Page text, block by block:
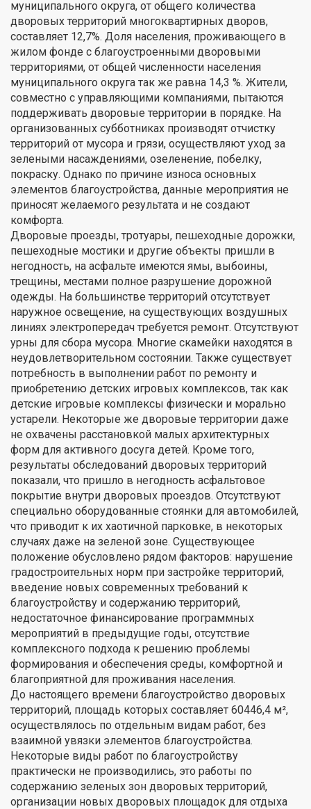
муниципального округа, от общего количества
дворовых территорий многоквартирных дворов,
составляет 12,7%. Доля населения, проживающего в
жилом фонде с благоустроенными дворовыми
территориями, от общей численности населения
муниципального округа так же равна 14,3 %. Жители,
совместно с управляющими компаниями, пытаются
поддерживать дворовые территории в порядке. На
организованных субботниках производят отчистку
территорий от мусора и грязи, осуществляют уход за
зелеными насаждениями, озеленение, побелку,
покраску. Однако по причине износа основных
элементов благоустройства, данные мероприятия не
приносят желаемого результата и не создают
комфорта.
Дворовые проезды, тротуары, пешеходные дорожки,
пешеходные мостики и другие объекты пришли в
негодность, на асфальте имеются ямы, выбоины,
трещины, местами полное разрушение дорожной
одежды. На большинстве территорий отсутствует
наружное освещение, на существующих воздушных
линиях электропередач требуется ремонт. Отсутствуют
урны для сбора мусора. Многие скамейки находятся в
неудовлетворительном состоянии. Также существует
потребность в выполнении работ по ремонту и
приобретению детских игровых комплексов, так как
детские игровые комплексы физически и морально
устарели. Некоторые же дворовые территории даже
не охвачены расстановкой малых архитектурных
форм для активного досуга детей. Кроме того,
результаты обследований дворовых территорий
показали, что пришло в негодность асфальтовое
покрытие внутри дворовых проездов. Отсутствуют
специально оборудованные стоянки для автомобилей,
что приводит к их хаотичной парковке, в некоторых
случаях даже на зеленой зоне. Существующее
положение обусловлено рядом факторов: нарушение
градостроительных норм при застройке территорий,
введение новых современных требований к
благоустройству и содержанию территорий,
недостаточное финансирование программных
мероприятий в предыдущие годы, отсутствие
комплексного подхода к решению проблемы
формирования и обеспечения среды, комфортной и
благоприятной для проживания населения.
До настоящего времени благоустройство дворовых
территорий, площадь которых составляет 60446,4 м²,
осуществлялось по отдельным видам работ, без
взаимной увязки элементов благоустройства.
Некоторые виды работ по благоустройству
практически не производились, это работы по
содержанию зеленых зон дворовых территорий,
организации новых дворовых площадок для отдыха